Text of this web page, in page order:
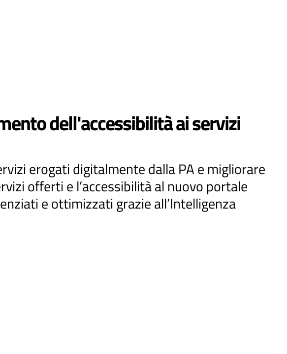
dell'accessibilità ai servizi
erogati digitalmente dalla PA e migliorare
offerti e l’accessibilità al nuovo portale
e ottimizzati grazie all’Intelligenza